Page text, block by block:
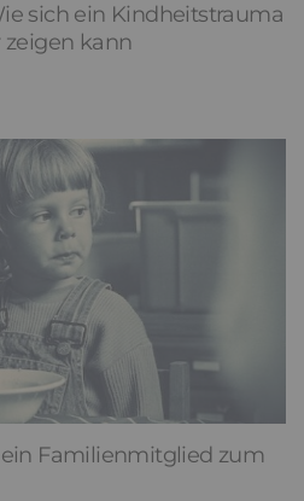
sich ein Kindheitstrauma
kann
Familienmitglied zum